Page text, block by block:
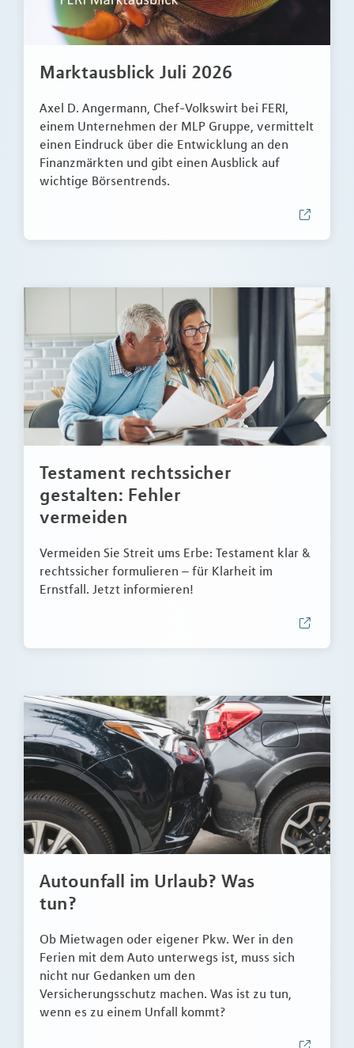
Marktausblick Juli 2026
Axel D. Angermann, Chef-Volkswirt bei FERI,
einem Unternehmen der MLP Gruppe, vermittelt
einen Eindruck über die Entwicklung an den
Finanzmärkten und gibt einen Ausblick auf
wichtige Börsentrends.
Testament rechtssicher
gestalten: Fehler
vermeiden
Vermeiden Sie Streit ums Erbe: Testament klar &
rechtssicher formulieren – für Klarheit im
Ernstfall. Jetzt informieren!
Autounfall im Urlaub? Was
tun?
Ob Mietwagen oder eigener Pkw. Wer in den
Ferien mit dem Auto unterwegs ist, muss sich
nicht nur Gedanken um den
Versicherungsschutz machen. Was ist zu tun,
wenn es zu einem Unfall kommt?